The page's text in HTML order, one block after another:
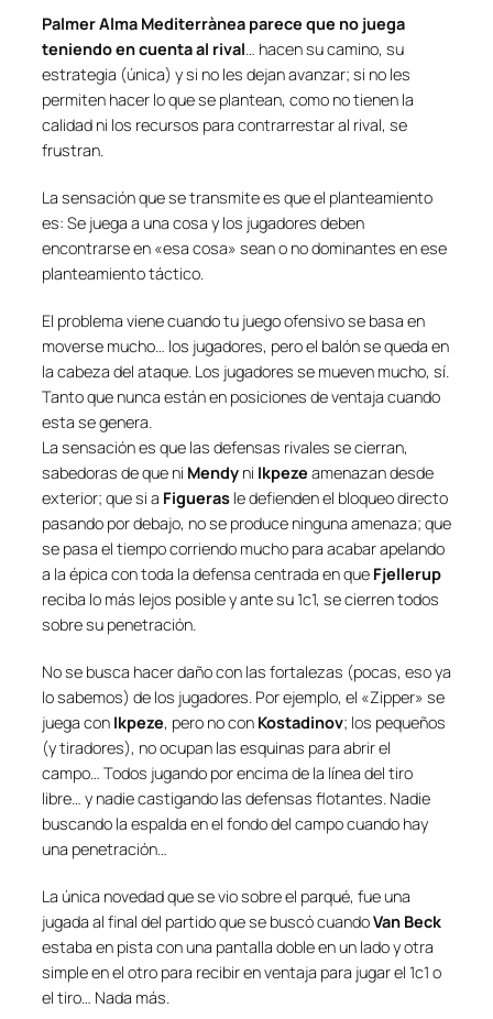
Palmer Alma Mediterrànea parece que no juega
teniendo en cuenta al rival… hacen su camino, su
estrategia (única) y si no les dejan avanzar; si no les
permiten hacer lo que se plantean, como no tienen la
calidad ni los recursos para contrarrestar al rival, se
frustran.
La sensación que se transmite es que el planteamiento
es: Se juega a una cosa y los jugadores deben
encontrarse en «esa cosa» sean o no dominantes en ese
planteamiento táctico.
El problema viene cuando tu juego ofensivo se basa en
moverse mucho… los jugadores, pero el balón se queda en
la cabeza del ataque. Los jugadores se mueven mucho, sí.
Tanto que nunca están en posiciones de ventaja cuando
esta se genera.
La sensación es que las defensas rivales se cierran,
sabedoras de que ni Mendy ni Ikpeze amenazan desde
exterior; que si a Figueras le defienden el bloqueo directo
pasando por debajo, no se produce ninguna amenaza; que
se pasa el tiempo corriendo mucho para acabar apelando
a la épica con toda la defensa centrada en que Fjellerup
reciba lo más lejos posible y ante su 1c1, se cierren todos
sobre su penetración.
No se busca hacer daño con las fortalezas (pocas, eso ya
lo sabemos) de los jugadores. Por ejemplo, el «Zipper» se
juega con Ikpeze, pero no con Kostadinov; los pequeños
(y tiradores), no ocupan las esquinas para abrir el
campo… Todos jugando por encima de la línea del tiro
libre… y nadie castigando las defensas flotantes. Nadie
buscando la espalda en el fondo del campo cuando hay
una penetración…
La única novedad que se vio sobre el parqué, fue una
jugada al final del partido que se buscó cuandoVan Beck
estaba en pista con una pantalla doble en un lado y otra
simple en el otro para recibir en ventaja para jugar el 1c1 o
el tiro… Nada más.